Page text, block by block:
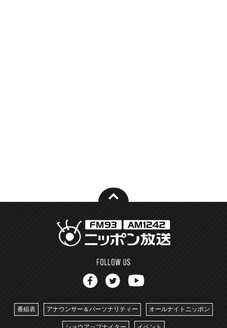
番組表 アナウンサー＆パーソナリティー オールナイトニッポン